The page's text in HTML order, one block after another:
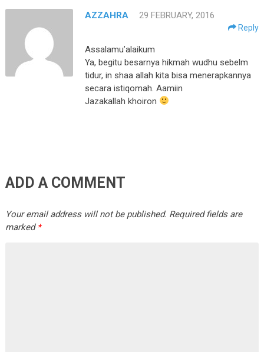
AZZAHRA 29 FEBRUARY, 2016
Reply
Assalamu’alaikum
Ya, begitu besarnya hikmah wudhu sebelm
tidur, in shaa allah kita bisa menerapkannya
secara istiqomah. Aamiin
Jazakallah khoiron
ADD A COMMENT
Your email address will not be published. Required fields are
marked *